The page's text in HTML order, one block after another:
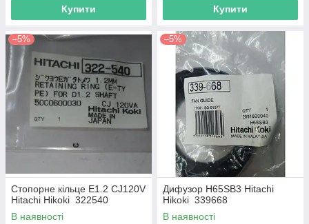
Купити Купити
–5%
Стопорне кільце E1.2 CJ120V
Hitachi Hikoki 322540
В наявності
–5%
Дифузор H65SB3 Hitachi
Hikoki 339668
В наявності